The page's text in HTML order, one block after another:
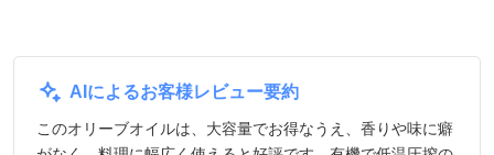
AIによるお客様レビュー要約
このオリーブオイルは、大容量でお得なうえ、香りや味に癖